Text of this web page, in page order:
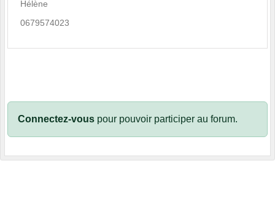
Hélène
0679574023
Connectez-vous pour pouvoir participer au forum.